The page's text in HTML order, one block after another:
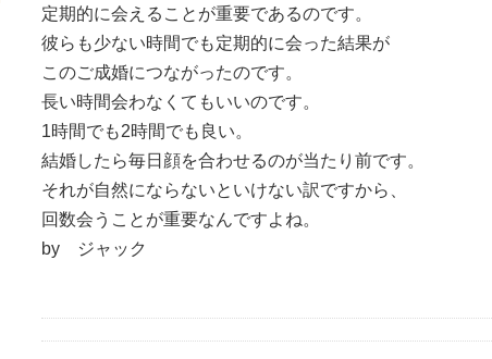
定期的に会えることが重要であるのです。
彼らも少ない時間でも定期的に会った結果が
このご成婚につながったのです。
長い時間会わなくてもいいのです。
1時間でも2時間でも良い。
結婚したら毎日顔を合わせるのが当たり前です。
それが自然にならないといけない訳ですから、
回数会うことが重要なんですよね。
by ジャック